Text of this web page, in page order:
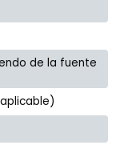
de la fuente